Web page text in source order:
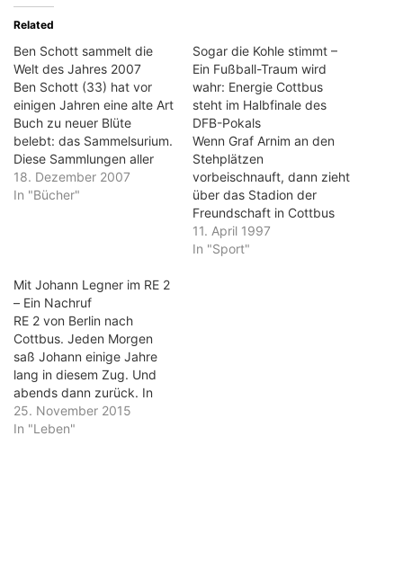
Related
Ben Schott sammelt die
Welt des Jahres 2007
Ben Schott (33) hat vor
einigen Jahren eine alte Art
Buch zu neuer Blüte
belebt: das Sammelsurium.
Diese Sammlungen aller
möglichen und
unmöglichen Tabellen,
Aber Ben Schott bleibt der
Maßstab. Das beweist
auch "Schotts
Sammelsurium 2008".
Diese Bücher sind die
idealen…
18. Dezember 2007
In "Bücher"
Sogar die Kohle stimmt –
Ein Fußball-Traum wird
wahr: Energie Cottbus
steht im Halbfinale des
DFB-Pokals
Wenn Graf Arnim an den
Stehplätzen
vorbeischnauft, dann zieht
über das Stadion der
Freundschaft in Cottbus
wieder ein Hauch von
Kohlenfeuer. Für einen
11. April 1997
In "Sport"
Mit Johann Legner im RE 2
– Ein Nachruf
RE 2 von Berlin nach
Cottbus. Jeden Morgen
saß Johann einige Jahre
lang in diesem Zug. Und
abends dann zurück. In
Königs Wusterhausen bin
ich dazu-, bzw.
25. November 2015
In "Leben"